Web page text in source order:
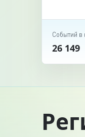
Событий в
26 149